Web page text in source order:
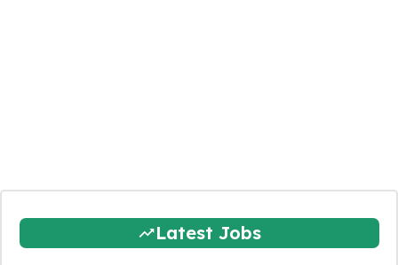
Latest Jobs